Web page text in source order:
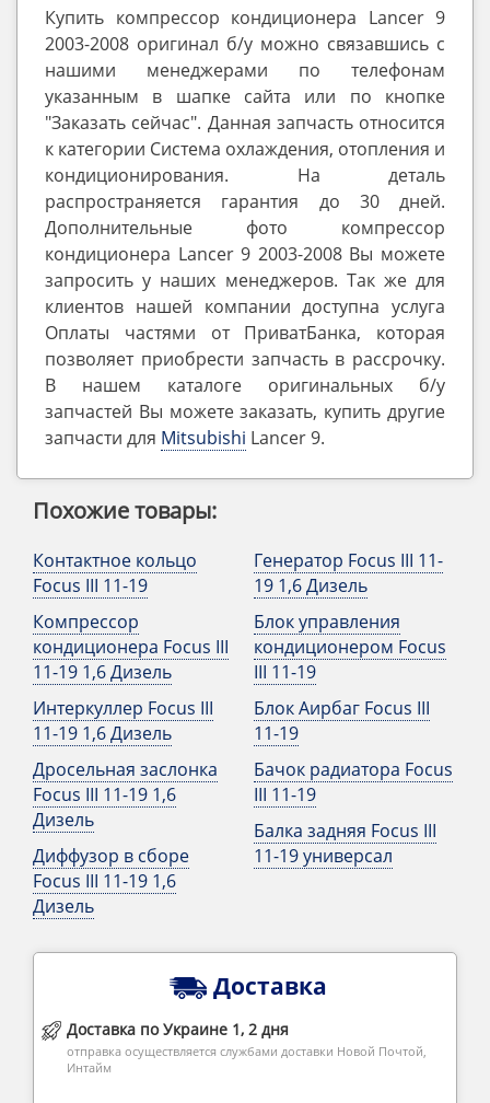
Купить компрессор кондиционера Lancer 9
2003-2008 оригинал б/у можно связавшись с
нашими менеджерами по телефонам
указанным в шапке сайта или по кнопке
"Заказать сейчас". Данная запчасть относится
к категории Система охлаждения, отопления и
кондиционирования. На деталь
распространяется гарантия до 30 дней.
Дополнительные фото компрессор
кондиционера Lancer 9 2003-2008 Вы можете
запросить у наших менеджеров. Так же для
клиентов нашей компании доступна услуга
Оплаты частями от ПриватБанка, которая
позволяет приобрести запчасть в рассрочку.
В нашем каталоге оригинальных б/у
запчастей Вы можете заказать, купить другие
запчасти для Mitsubishi Lancer 9.
Похожие товары:
Контактное кольцо
Focus III 11-19
Компрессор
кондиционера Focus III
11-19 1,6 Дизель
Интеркуллер Focus III
11-19 1,6 Дизель
Дросельная заслонка
Focus III 11-19 1,6
Дизель
Диффузор в сборе
Focus III 11-19 1,6
Дизель
Генератор Focus III 11-
19 1,6 Дизель
Блок управления
кондиционером Focus
III 11-19
Блок Аирбаг Focus III
11-19
Бачок радиатора Focus
III 11-19
Балка задняя Focus III
11-19 универсал
Доставка
Доставка по Украине 1, 2 дня
отправка осуществляется службами доставки Новой Почтой,
Интайм